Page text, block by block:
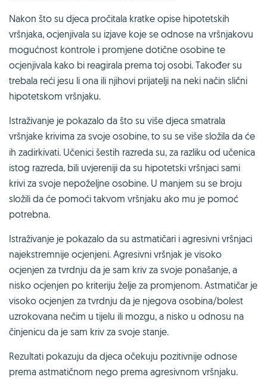
Nakon što su djeca pročitala kratke opise hipotetskih
vršnjaka, ocjenjivala su izjave koje se odnose na vršnjakovu
mogućnost kontrole i promjene dotične osobine te
ocjenjivala kako bi reagirala prema toj osobi. Također su
trebala reći jesu li ona ili njihovi prijatelji na neki način slični
hipotetskom vršnjaku.
Istraživanje je pokazalo da što su više djeca smatrala
vršnjake krivima za svoje osobine, to su se više složila da će
ih zadirkivati. Učenici šestih razreda su, za razliku od učenica
istog razreda, bili uvjereniji da su hipotetski vršnjaci sami
krivi za svoje nepoželjne osobine. U manjem su se broju
složili da će pomoći takvom vršnjaku ako mu je pomoć
potrebna.
Istraživanje je pokazalo da su astmatičari i agresivni vršnjaci
najekstremnije ocjenjeni. Agresivni vršnjak je visoko
ocjenjen za tvrdnju da je sam kriv za svoje ponašanje, a
nisko ocjenjen po kriteriju želje za promjenom. Astmatičar je
visoko ocjenjen za tvrdnju da je njegova osobina/bolest
uzrokovana nečim u tijelu ili mozgu, a nisko u odnosu na
činjenicu da je sam kriv za svoje stanje.
Rezultati pokazuju da djeca očekuju pozitivnije odnose
prema astmatičnom nego prema agresivnom vršnjaku.